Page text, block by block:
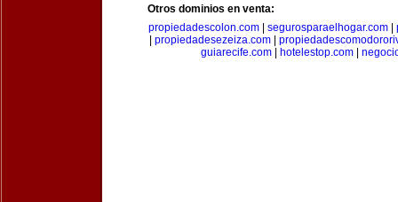
Otros dominios en venta:
propiedadescolon.com| segurosparaelhogar.com|
propiedadesezeiza.com|
guiarecife.com
hotelestop.com